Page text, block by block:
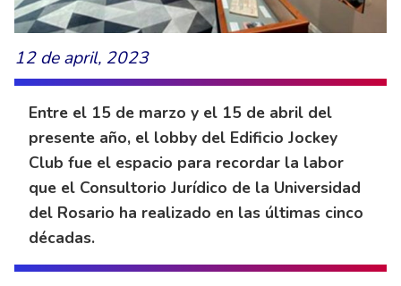
12 de april, 2023
Entre el 15 de marzo y el 15 de abril del
presente año, el lobby del Edificio Jockey
Club fue el espacio para recordar la labor
que el Consultorio Jurídico de la Universidad
del Rosario ha realizado en las últimas cinco
décadas.